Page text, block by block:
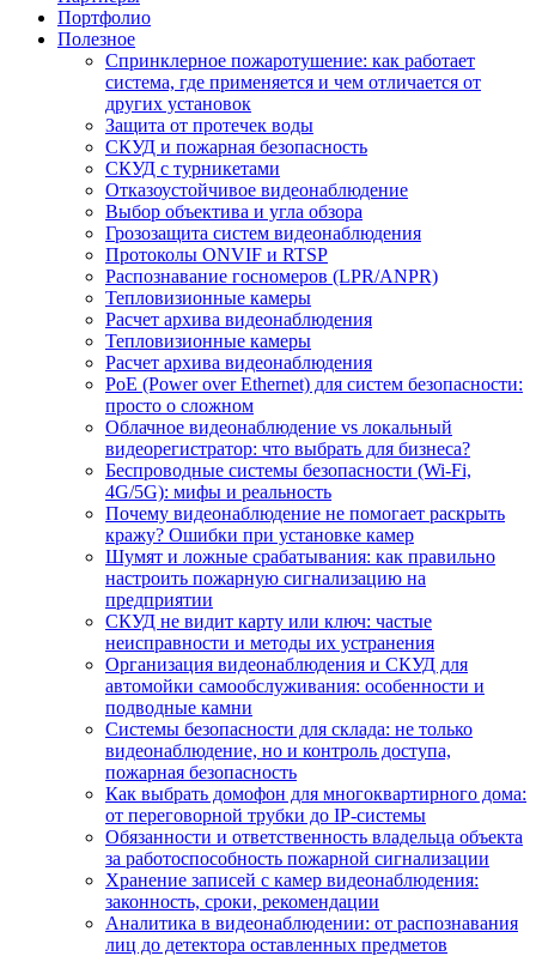
Портфолио
Полезное
Спринклерное пожаротушение: как работает
система, где применяется и чем отличается от
других установок
Защита от протечек воды
СКУД и пожарная безопасность
СКУД с турникетами
Отказоустойчивое видеонаблюдение
Выбор объектива и угла обзора
Грозозащита систем видеонаблюдения
Протоколы ONVIF и RTSP
Распознавание госномеров (LPR/ANPR)
Тепловизионные камеры
Расчет архива видеонаблюдения
Тепловизионные камеры
Расчет архива видеонаблюдения
PoE (Power over Ethernet) для систем безопасности:
просто о сложном
Облачное видеонаблюдение vs локальный
видеорегистратор: что выбрать для бизнеса?
Беспроводные системы безопасности (Wi-Fi,
4G/5G): мифы и реальность
Почему видеонаблюдение не помогает раскрыть
кражу? Ошибки при установке камер
Шумят и ложные срабатывания: как правильно
настроить пожарную сигнализацию на
предприятии
СКУД не видит карту или ключ: частые
неисправности и методы их устранения
Организация видеонаблюдения и СКУД для
автомойки самообслуживания: особенности и
подводные камни
Системы безопасности для склада: не только
видеонаблюдение, но и контроль доступа,
пожарная безопасность
Как выбрать домофон для многоквартирного дома:
от переговорной трубки до IP-системы
Обязанности и ответственность владельца объекта
за работоспособность пожарной сигнализации
Хранение записей с камер видеонаблюдения:
законность, сроки, рекомендации
Аналитика в видеонаблюдении: от распознавания
лиц до детектора оставленных предметов